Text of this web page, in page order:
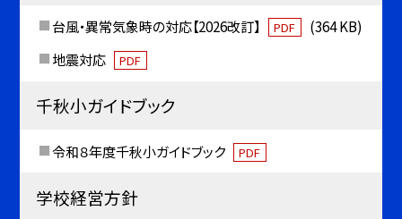
台風・異常気象時の対応【2026改訂】 PDF
(364 KB)
地震対応
PDF
千秋小ガイドブック
令和８年度千秋小ガイドブック PDF
学校経営方針